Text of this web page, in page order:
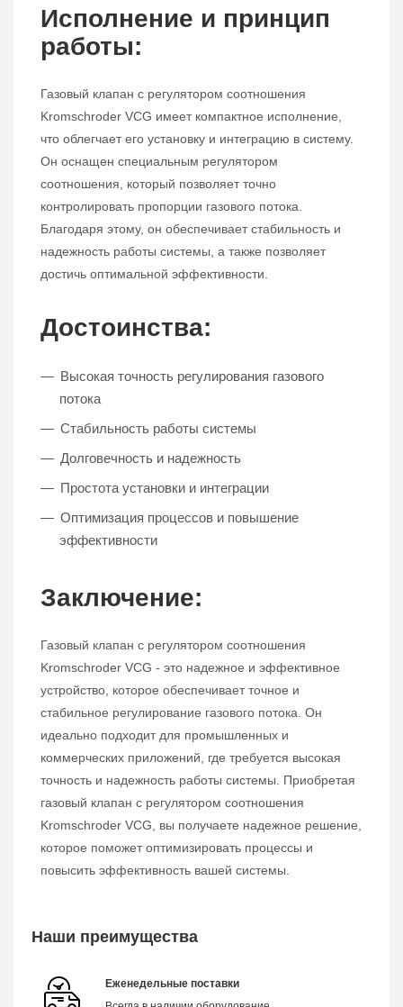
Исполнение и принцип
работы:
Газовый клапан с регулятором соотношения
Kromschroder VCG имеет компактное исполнение,
что облегчает его установку и интеграцию в систему.
Он оснащен специальным регулятором
соотношения, который позволяет точно
контролировать пропорции газового потока.
Благодаря этому, он обеспечивает стабильность и
надежность работы системы, а также позволяет
достичь оптимальной эффективности.
Достоинства:
Высокая точность регулирования газового
потока
Стабильность работы системы
Долговечность и надежность
Простота установки и интеграции
Оптимизация процессов и повышение
эффективности
Заключение:
Газовый клапан с регулятором соотношения
Kromschroder VCG - это надежное и эффективное
устройство, которое обеспечивает точное и
стабильное регулирование газового потока. Он
идеально подходит для промышленных и
коммерческих приложений, где требуется высокая
точность и надежность работы системы. Приобретая
газовый клапан с регулятором соотношения
Kromschroder VCG, вы получаете надежное решение,
которое поможет оптимизировать процессы и
повысить эффективность вашей системы.
Наши преимущества
Еженедельные поставки